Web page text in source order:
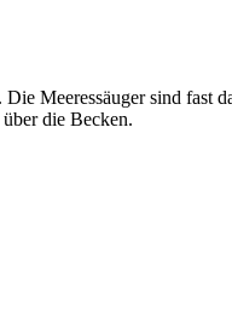
Meeressäuger sind fast
die Becken.